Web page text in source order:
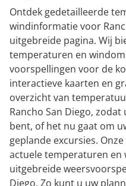
Ontdek gedetailleerde
windinformatie voor
uitgebreide pagina. Wij
temperaturen en
voorspellingen voor de
interactieve kaarten en
overzicht van
Rancho San Diego,
bent, of het nu gaat om
geplande excursies.
actuele temperaturen en
uitgebreide
Diego. Zo kunt u uw